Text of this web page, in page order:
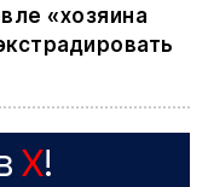
«хозяина
X!